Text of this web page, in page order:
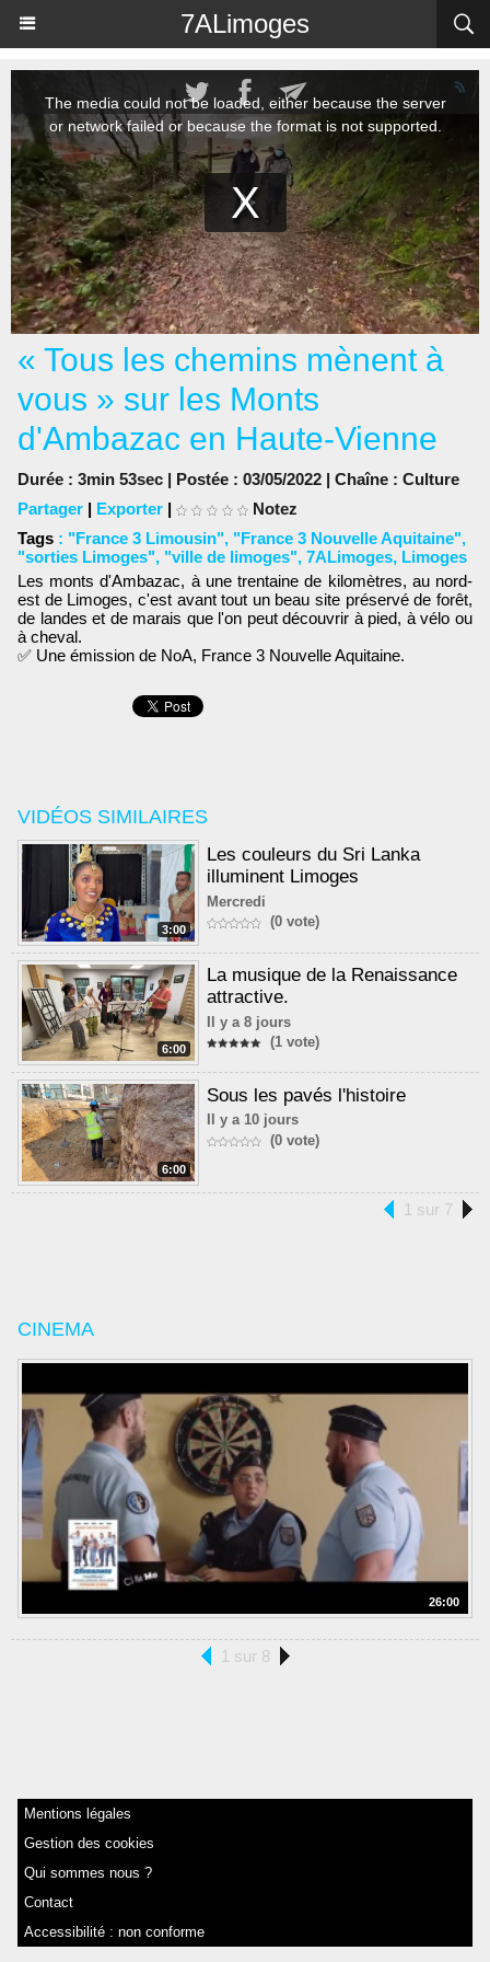
7ALimoges
VIDÉOS SIMILAIRES
3:00
Les couleurs du Sri Lanka
illuminent Limoges
Mercredi
(0 vote)
6:00
La musique de la Renaissance
attractive.
Il y a 8 jours
(1 vote)
6:00
Sous les pavés l'histoire
Il y a 10 jours
(0 vote)
1 sur 7
CINEMA
26:00
1 sur 8
« Tous les chemins mènent à
vous » sur les Monts
d'Ambazac en Haute-Vienne
Durée : 3min 53sec | Postée : 03/05/2022 | Chaîne : Culture
Partager | Exporter |
Notez
Tags : "France 3 Limousin", "France 3 Nouvelle Aquitaine",
"sorties Limoges", "ville de limoges", 7ALimoges, Limoges
Les monts d'Ambazac, à une trentaine de kilomètres, au nord-
est de Limoges, c'est avant tout un beau site préservé de forêt,
de landes et de marais que l'on peut découvrir à pied, à vélo ou
à cheval.
✅ Une émission de NoA, France 3 Nouvelle Aquitaine.
Mentions légales
Gestion des cookies
Qui sommes nous ?
Contact
Accessibilité : non conforme